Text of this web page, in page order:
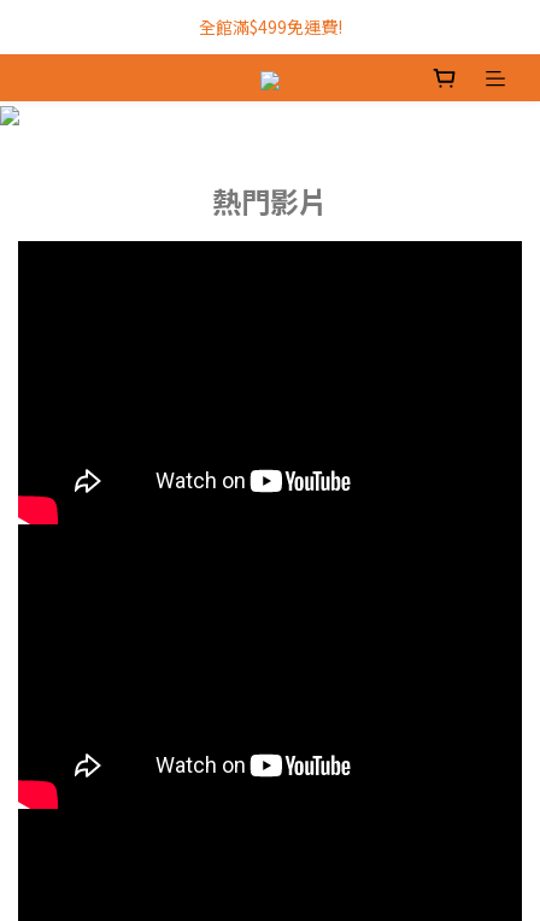
加入INTOPIC會員，現領300元購物金!
全館滿$499免運費!
加入INTOPIC會員，現領300元購物金!
熱門影片